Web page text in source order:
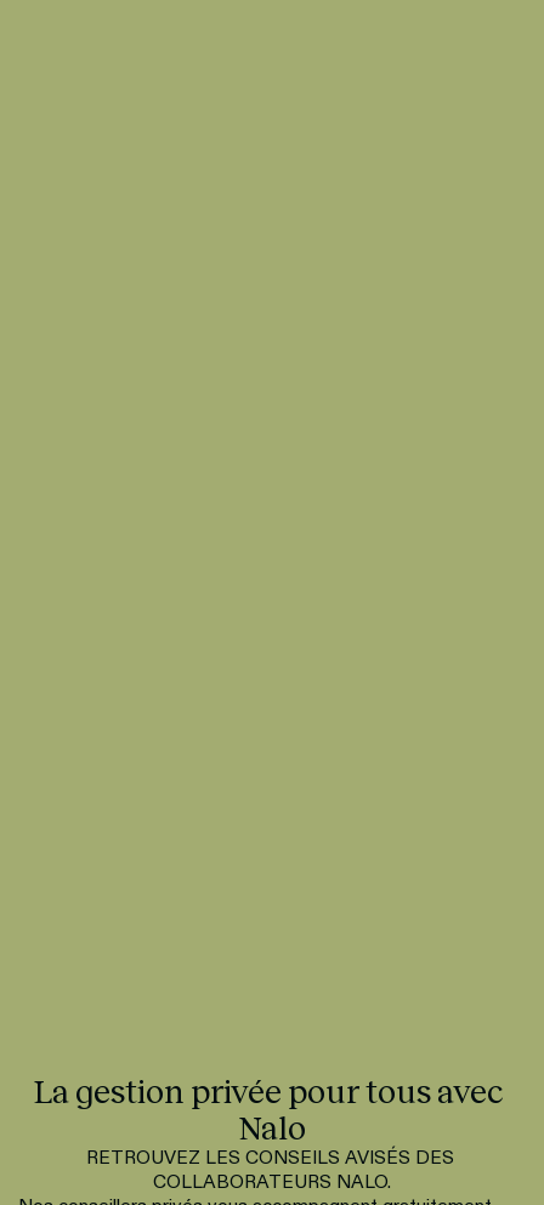
La gestion privée pour tous avec
Nalo
RETROUVEZ LES CONSEILS AVISÉS DES
COLLABORATEURS NALO.